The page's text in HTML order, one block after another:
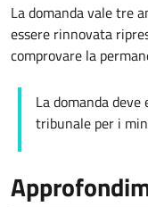
La domanda vale tre
essere rinnovata
comprovare la
La domanda
tribunale per i